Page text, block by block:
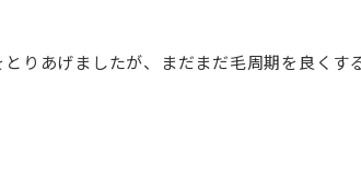
とりあげましたが、まだまだ毛周期を良